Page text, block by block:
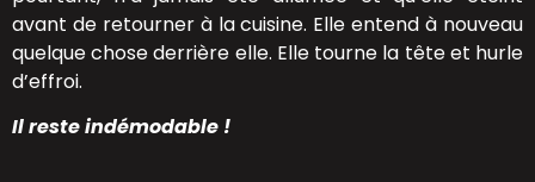
avant de retourner à la cuisine. Elle entend à nouveau
quelque chose derrière elle. Elle tourne la tête et hurle
d’effroi.
Il reste indémodable !